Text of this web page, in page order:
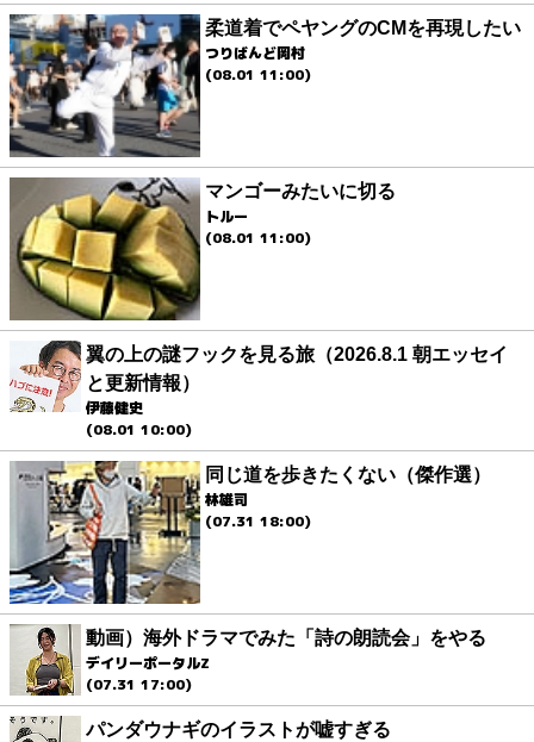
柔道着でペヤングのCMを再現したい
つりばんど岡村
(08.01 11:00)
マンゴーみたいに切る
トルー
(08.01 11:00)
翼の上の謎フックを見る旅（2026.8.1 朝エッセイ
と更新情報）
伊藤健史
(08.01 10:00)
同じ道を歩きたくない（傑作選）
林雄司
(07.31 18:00)
動画）海外ドラマでみた「詩の朗読会」をやる
デイリーポータルZ
(07.31 17:00)
パンダウナギのイラストが嘘すぎる